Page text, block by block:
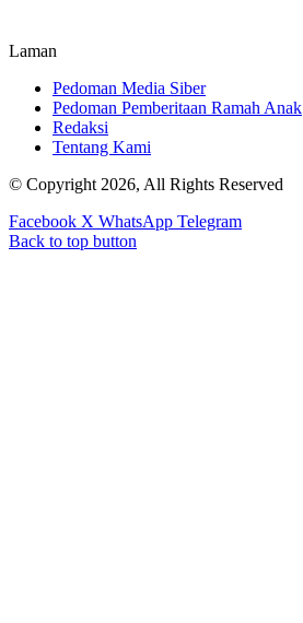
Laman
Pedoman Media Siber
Pedoman Pemberitaan Ramah Anak
Redaksi
Tentang Kami
© Copyright 2026, All Rights Reserved
Facebook X WhatsApp Telegram
Back to top button